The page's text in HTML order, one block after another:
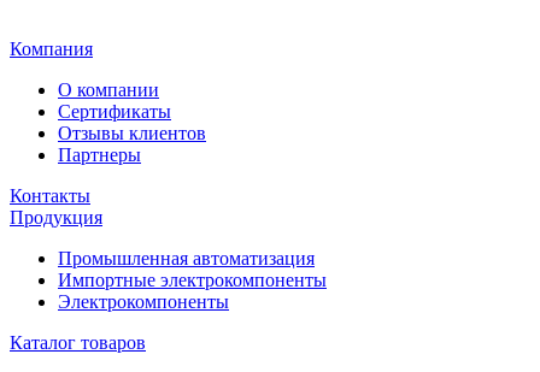
Компания
О компании
Сертификаты
Отзывы клиентов
Партнеры
Контакты
Продукция
Промышленная автоматизация
Импортные электрокомпоненты
Электрокомпоненты
Каталог товаров